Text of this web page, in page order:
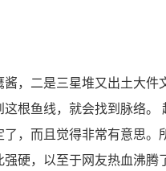
，二是三星堆又出土大件
根鱼线，就会找到脉络。
，而且觉得非常有意思。
硬，以至于网友热血沸腾